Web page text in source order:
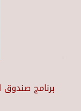
برنامج صندوق